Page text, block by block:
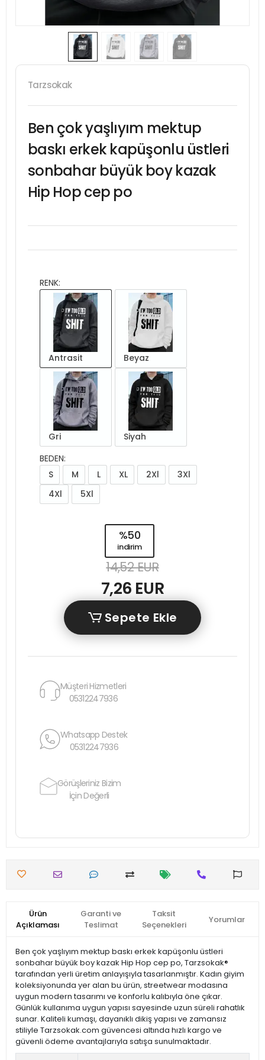
Tarzsokak
Ben çok yaşlıyım mektup
baskı erkek kapüşonlu üstleri
sonbahar büyük boy kazak
Hip Hop cep po
RENK:
Antrasit Beyaz
Gri
Siyah
BEDEN:
S
M L XL 2Xl
3Xl
4Xl
5Xl
%50
indirim
14,52 EUR
7,26 EUR
Sepete Ekle
Müşteri Hizmetleri
05312247936
Whatsapp Destek
05312247936
Görüşleriniz Bizim
İçin Değerli
Ürün
Açıklaması
Garanti ve
Teslimat
Taksit
Seçenekleri
Yorumlar
Ben çok yaşlıyım mektup baskı erkek kapüşonlu üstleri
sonbahar büyük boy kazak Hip Hop cep po, Tarzsokak®
tarafından yerli üretim anlayışıyla tasarlanmıştır. Kadın giyim
koleksiyonunda yer alan bu ürün, streetwear modasına
uygun modern tasarımı ve konforlu kalıbıyla öne çıkar.
Günlük kullanıma uygun yapısı sayesinde uzun süreli rahatlık
sunar. Kaliteli kumaşı, dayanıklı dikiş yapısı ve zamansız
stiliyle Tarzsokak.com güvencesi altında hızlı kargo ve
güvenli ödeme avantajlarıyla satışa sunulmaktadır.